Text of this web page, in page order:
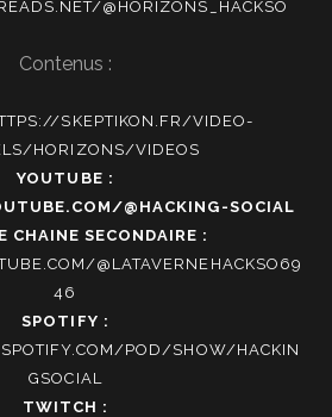
@HORIZONS_HACKSO
Contenus :
SKEPTIKON.FR/VIDEO-
HORIZONS/VIDEOS
YOUTUBE :
@HACKING-SOCIAL
CHAINE SECONDAIRE :
@LATAVERNEHACKSO69
46
SPOTIFY :
POD/SHOW/HACKIN
GSOCIAL
TWITCH :